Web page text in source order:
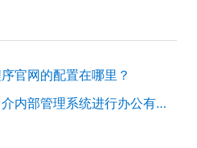
官网的配置在哪里？
使用房产中介内部管理系统进行办公有什么好处？